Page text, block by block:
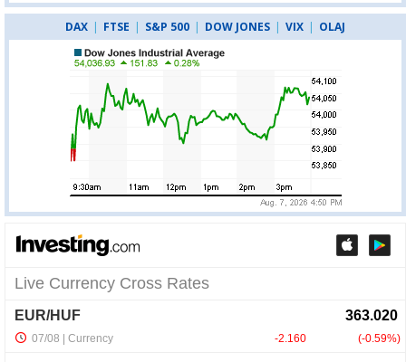
DAX | FTSE | S&P 500 | DOW JONES | VIX | OLAJ